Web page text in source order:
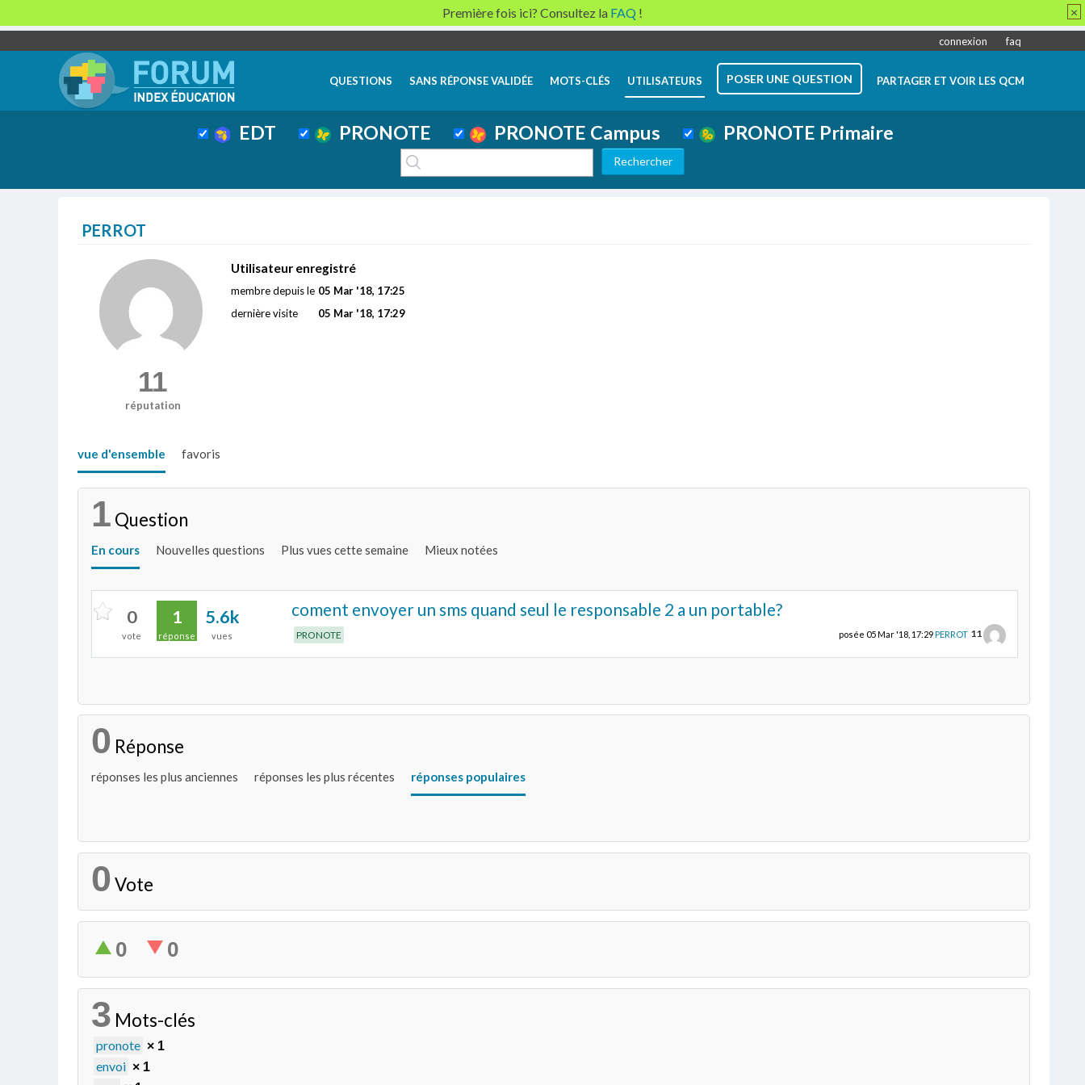
connexion faq
QUESTIONS SANS RÉPONSE VALIDÉE MOTS-CLÉS UTILISATEURS POSER UNE QUESTION PARTAGER ET VOIR LES QCM
EDT PRONOTE PRONOTE Campus PRONOTE Primaire
PERROT
11
réputation
Utilisateur enregistré
membre depuis le 05 Mar '18, 17:25
dernière visite
05 Mar '18, 17:29
vue d'ensemble favoris
1 Question
En cours Nouvelles questions Plus vues cette semaine Mieux notées
0
vote
1
réponse
5.6k
vues
coment envoyer un sms quand seul le responsable 2 a un portable?
PRONOTE posée 05 Mar '18, 17:29PERROT 11
0 Réponse
réponses les plus anciennes réponses les plus récentes réponses populaires
0 Vote
0 0
3 Mots-clés
pronote × 1
envoi × 1
Première fois ici? Consultez la FAQ ! ×